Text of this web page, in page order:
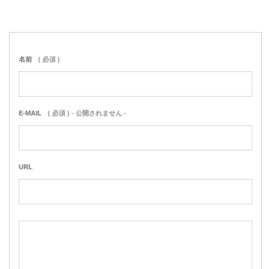
名前 ( 必須 )
E-MAIL ( 必須 ) - 公開されません -
URL